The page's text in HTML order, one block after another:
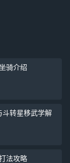
骑介绍
斗转星移武学解
法攻略